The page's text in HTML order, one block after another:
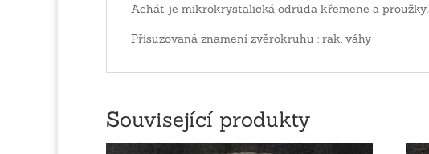
Achát je mikrokrystalická odrůda křemene a proužky.
Přisuzovaná znamení zvěrokruhu : rak, váhy
Související produkty